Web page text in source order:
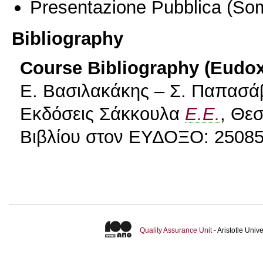
Presentazione Pubblica
Bibliography
Course Bibliography
Ε. Βασιλακάκης – Σ.
Εκδόσεις Σάκκουλα Ε.Ε.,
Βιβλίου στον ΕΥΔΟΞΟ:
Quality Assurance Unit- Aristotle